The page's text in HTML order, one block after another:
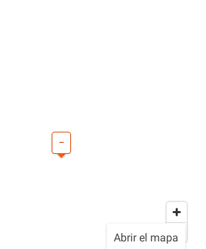
–
Abrir el mapa